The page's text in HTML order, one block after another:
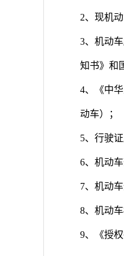
2、现机
3、机动
知书》和
4、《中
动车）；
5、行驶证
6、机动
7、机动
8、机动车
9、《授